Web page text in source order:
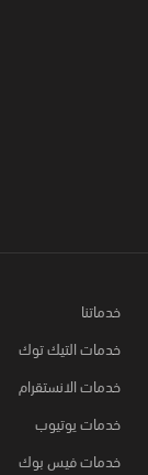
خدماتنا
خدمات التيك توك
خدمات الانستقرام
خدمات يوتيوب
خدمات فيس بوك